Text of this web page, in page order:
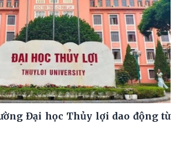
Đại học Thủy lợi dao động từ